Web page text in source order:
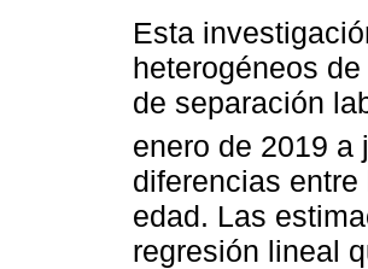
Esta
heterogéneos
de separación
enero de 2019 a
diferencias
edad. Las
regresión lineal